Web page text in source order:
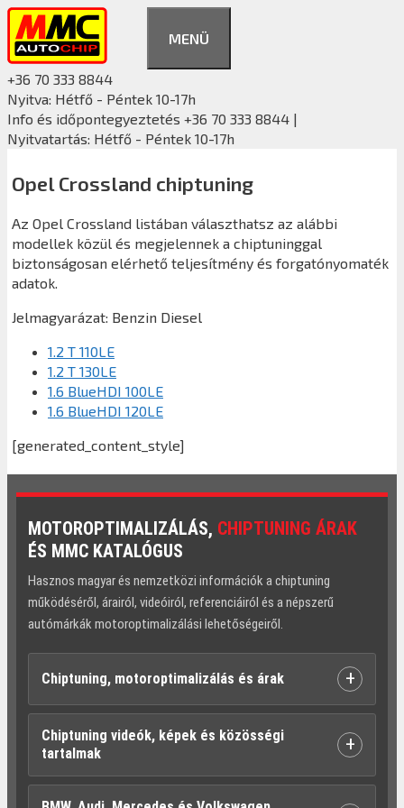
Kilépés
tartalomba
MENÜ
+36 70 333 8844
Nyitva: Hétfő - Péntek 10-17h
Info és időpontegyeztetés +36 70 333 8844 |
Nyitvatartás: Hétfő - Péntek 10-17h
Opel Crossland chiptuning
Az Opel Crossland listában választhatsz az alábbi
modellek közül és megjelennek a chiptuninggal
biztonságosan elérhető teljesítmény és forgatónyomaték
adatok.
Jelmagyarázat: Benzin Diesel
1.2 T 110LE
1.2 T 130LE
1.6 BlueHDI 100LE
1.6 BlueHDI 120LE
[generated_content_style]
MOTOROPTIMALIZÁLÁS, CHIPTUNING ÁRAK
ÉS MMC KATALÓGUS
Hasznos magyar és nemzetközi információk a chiptuning
működéséről, árairól, videóiról, referenciáiról és a népszerű
autómárkák motoroptimalizálási lehetőségeiről.
Chiptuning, motoroptimalizálás és árak +
Chiptuning videók, képek és közösségi
tartalmak
+